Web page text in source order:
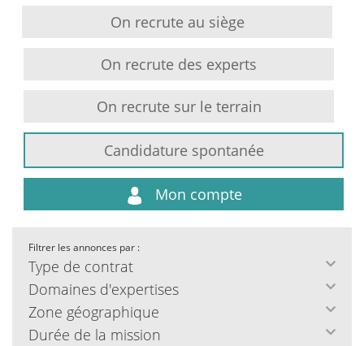
On recrute au siège
On recrute des experts
On recrute sur le terrain
Candidature spontanée
Mon compte
Filtrer les annonces par :
Type de contrat
Domaines d'expertises
Zone géographique
Durée de la mission